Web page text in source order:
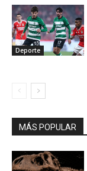
Deporte
MÁS POPULAR